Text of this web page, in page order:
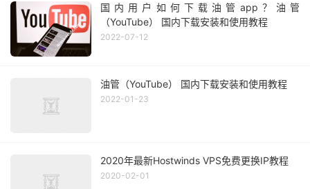
国内用户如何下载油管app？油管
（YouTube） 国内下载安装和使用教程
2022-07-12
油管（YouTube） 国内下载安装和使用教程
2022-01-23
2020年最新Hostwinds VPS免费更换IP教程
2020-02-01